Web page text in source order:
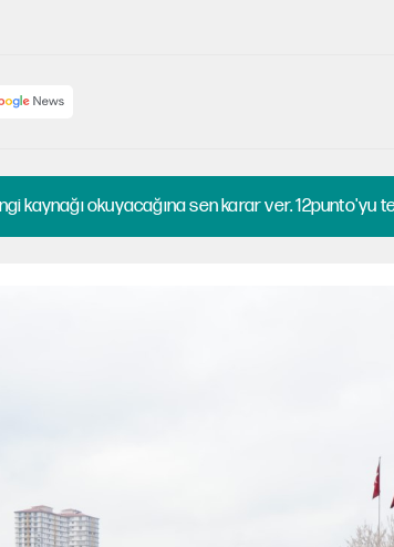
kaynağı okuyacağına sen karar ver. 12punto'yu